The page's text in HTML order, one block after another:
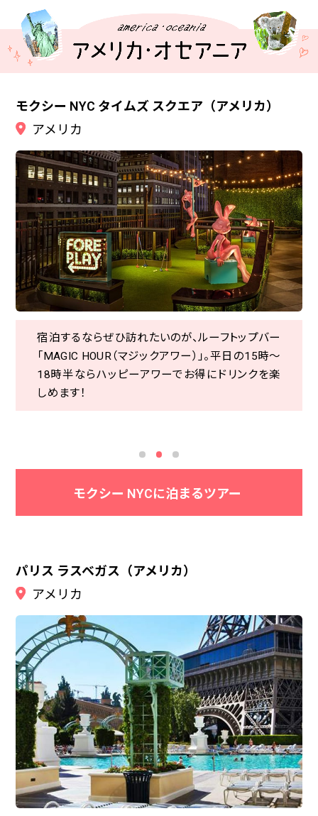
モクシー NYC タイムズ スクエア（アメリカ）
アメリカ
宿泊するならぜひ訪れたいのが、ルーフトップバー
「MAGIC HOUR（マジックアワー）」。平日の15時～
18時半ならハッピーアワーでお得にドリンクを楽
しめます！
自由の女神、エンパイアステートビルと魅力的す
ぎるスポット多数。グルメやファッション、アート、ブ
タイムズスクエアまで徒歩で10分ほどと好立地の
ホテル。ホテルエントランスに設置されたピンクの
宿泊するならぜひ訪れたいのが、ルーフトップバー
「MAGIC HOUR（マジックアワー）」。平日の15時～
18時半ならハッピーアワーでお得にドリンクを楽
しめます！
モクシー NYCに泊まるツアー
パリス ラスベガス（アメリカ）
アメリカ